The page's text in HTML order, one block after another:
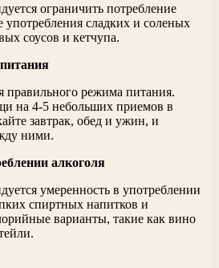
ограничить потребление
употребления сладких и соленых
соусов и кетчупа.
правильного режима питания.
на 4-5 небольших приемов в
завтрак, обед и ужин, и
ними.
алкоголя
умеренность в употреблении
спиртных напитков и
варианты, такие как вино